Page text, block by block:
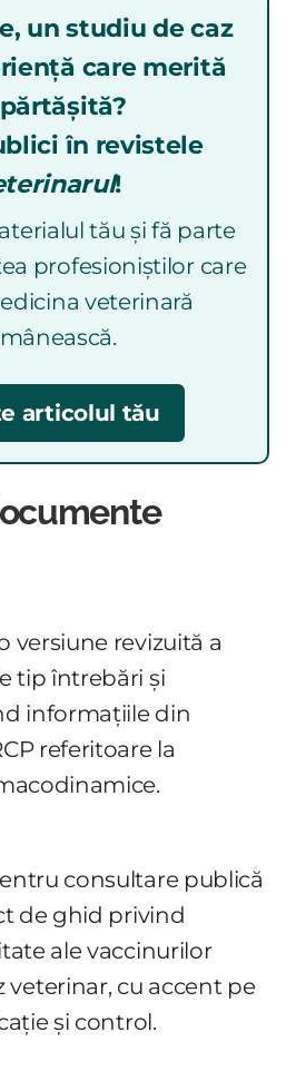
un studiu de caz
care merită
în revistele
!
tău și fă parte
profesioniștilor care
veterinară
articolul tău
versiune revizuită a
tip întrebări și
informațiile din
referitoare la
consultare publică
de ghid privind
ale vaccinurilor
veterinar, cu accent pe
și control.